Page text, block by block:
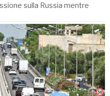
sulla Russia mentre